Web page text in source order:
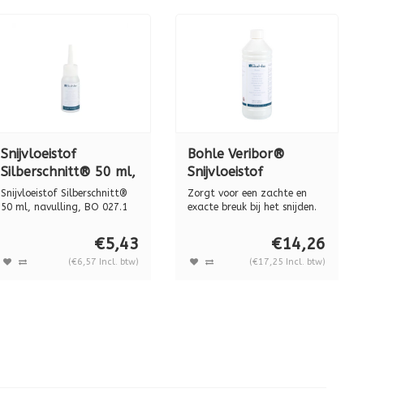
Snijvloeistof
Silberschnitt® 50 ml,
BO 027.1
Snijvloeistof Silberschnitt®
50 ml, navulling, BO 027.1
€5,43
(€6,57 Incl. btw)
Bohle Veribor®
Snijvloeistof
Silberschnitt® 1000
ml navulling voor
Zorgt voor een zachte en
exacte breuk bij het snijden.
€14,26
(€17,25 Incl. btw)